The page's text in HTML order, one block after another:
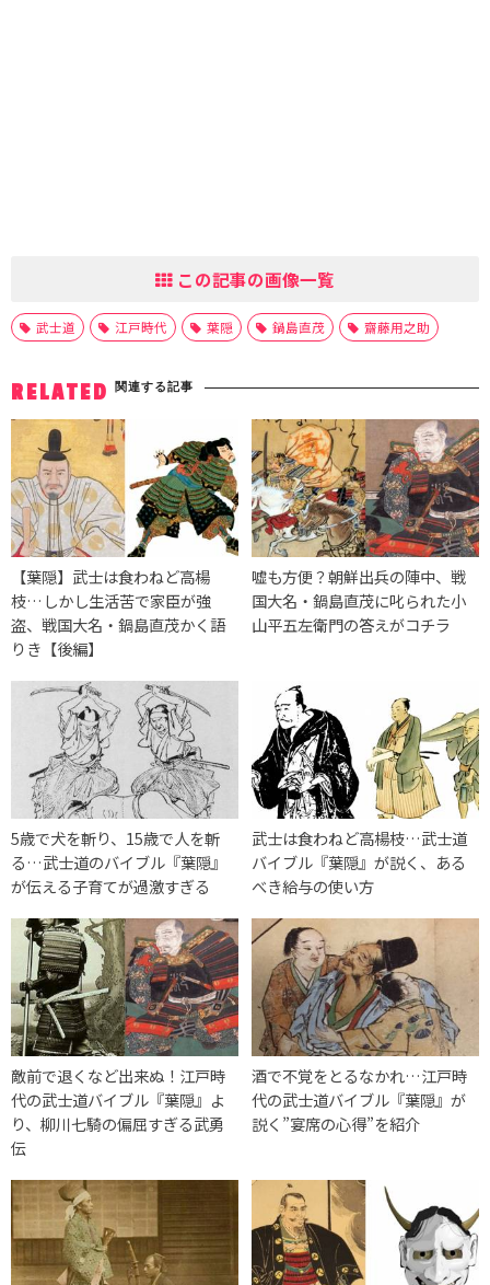
この記事の画像一覧
武士道 江戸時代 葉隠 鍋島直茂 齋藤用之助
RELATED 関連する記事
【葉隠】武士は食わねど高楊
枝…しかし生活苦で家臣が強
盗、戦国大名・鍋島直茂かく語
りき【後編】
嘘も方便？朝鮮出兵の陣中、戦
国大名・鍋島直茂に叱られた小
山平五左衛門の答えがコチラ
5歳で犬を斬り、15歳で人を斬
る…武士道のバイブル『葉隠』
が伝える子育てが過激すぎる
武士は食わねど高楊枝…武士道
バイブル『葉隠』が説く、ある
べき給与の使い方
敵前で退くなど出来ぬ！江戸時
代の武士道バイブル『葉隠』よ
り、柳川七騎の偏屈すぎる武勇
伝
酒で不覚をとるなかれ…江戸時
代の武士道バイブル『葉隠』が
説く”宴席の心得”を紹介